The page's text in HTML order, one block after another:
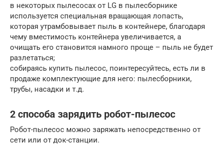
в некоторых пылесосах от LG в пылесборнике
используется специальная вращающая лопасть,
которая утрамбовывает пыль в контейнере, благодаря
чему вместимость контейнера увеличивается, а
очищать его становится намного проще – пыль не будет
разлетаться;
собираясь купить пылесос, поинтересуйтесь, есть ли в
продаже комплектующие для него: пылесборники,
трубы, насадки и т.д.
2 способа зарядить робот-пылесос
Робот-пылесос можно заряжать непосредственно от
сети или от док-станции.